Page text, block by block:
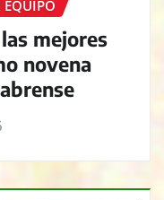
EQUIPO
mejores
novena